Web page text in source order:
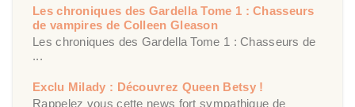
Les chroniques des Gardella Tome 1 : Chasseurs
de vampires de Colleen Gleason
Les chroniques des Gardella Tome 1 : Chasseurs de
...
Exclu Milady : Découvrez Queen Betsy !
Rappelez vous cette news fort sympathique de